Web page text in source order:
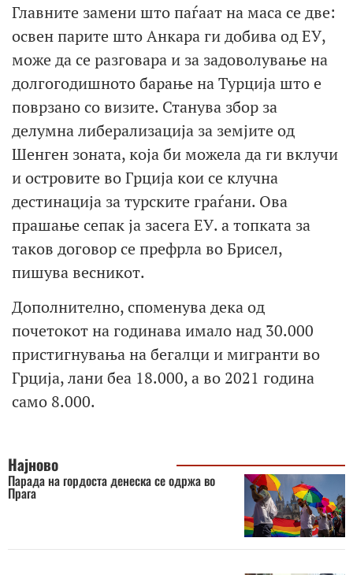
Главните замени што паѓаат на маса се две:
освен парите што Анкара ги добива од ЕУ,
може да се разговара и за задоволување на
долгогодишното барање на Турција што е
поврзано со визите. Станува збор за
делумна либерализација за земјите од
Шенген зоната, која би можела да ги вклучи
и островите во Грција кои се клучна
дестинација за турските граѓани. Ова
прашање сепак ја засега ЕУ. а топката за
таков договор се префрла во Брисел,
пишува весникот.
Дополнително, споменува дека од
почетокот на годинава имало над 30.000
пристигнувања на бегалци и мигранти во
Грција, лани беа 18.000, а во 2021 година
само 8.000.
Најново
Парада на гордоста денеска се одржа во
Прага